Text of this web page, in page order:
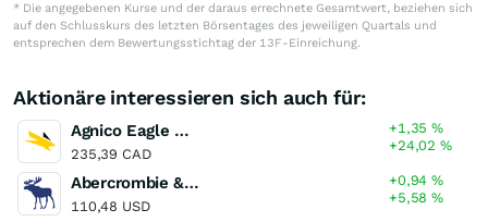
* Die angegebenen Kurse und der daraus errechnete Gesamtwert, beziehen sich
auf den Schlusskurs des letzten Börsentages des jeweiligen Quartals und
entsprechen dem Bewertungsstichtag der 13F-Einreichung.
Aktionäre interessieren sich auch für:
Agnico Eagle Mines
235,39 CAD
+1,35%
+24,02%
Abercrombie & Fitch Registered (A)
110,48 USD
+0,94%
+5,58%